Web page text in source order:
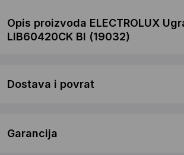
Opis proizvoda ELECTROLUX
LIB60420CK BI (19032)
Dostava i povrat
Garancija